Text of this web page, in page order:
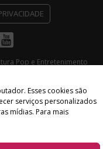
Esses cookies são
serviços personalizados
mídias. Para mais
Youtube
Pop e Entretenimento